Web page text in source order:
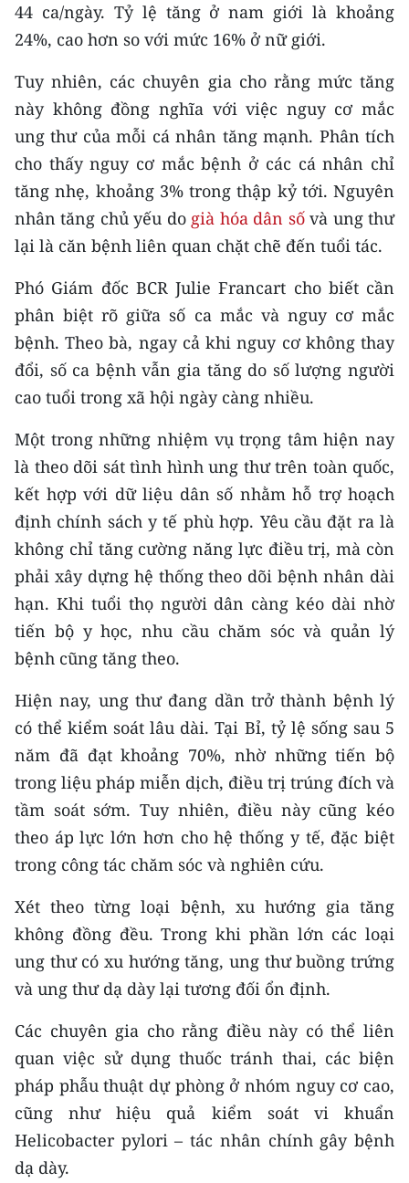
CHƯƠNG TRÌNH OCOP - MỖI XÃ
MỘT SẢN PHẨM
RADIO
MEDIA CENTER
E-Magazine
Video
Media Chính trị
Media Kinh tế
Media Văn hóa
Media Xã hội
Media Pháp luật
Media Thế giới
Media Thể thao
Media Giáo dục
Media Y tế
Media Môi trường
Ảnh
Infographic
TIN MỚI
TIN ĐỊA PHƯƠNG
Trung du và miền núi phía Bắc
Đồng bằng sông Hồng
Bắc Trung Bộ
Duyên hải Nam Trung Bộ và Tây
Nguyên
Đông Nam Bộ
Đồng bằng sông Cửu Long
44 ca/ngày. Tỷ lệ tăng ở nam giới là khoảng
24%, cao hơn so với mức 16% ở nữ giới.
Tuy nhiên, các chuyên gia cho rằng mức tăng
này không đồng nghĩa với việc nguy cơ mắc
ung thư của mỗi cá nhân tăng mạnh. Phân tích
cho thấy nguy cơ mắc bệnh ở các cá nhân chỉ
tăng nhẹ, khoảng 3% trong thập kỷ tới. Nguyên
nhân tăng chủ yếu do già hóa dân sốvà ung thư
lại là căn bệnh liên quan chặt chẽ đến tuổi tác.
Phó Giám đốc BCR Julie Francart cho biết cần
phân biệt rõ giữa số ca mắc và nguy cơ mắc
bệnh. Theo bà, ngay cả khi nguy cơ không thay
đổi, số ca bệnh vẫn gia tăng do số lượng người
cao tuổi trong xã hội ngày càng nhiều.
Một trong những nhiệm vụ trọng tâm hiện nay
là theo dõi sát tình hình ung thư trên toàn quốc,
kết hợp với dữ liệu dân số nhằm hỗ trợ hoạch
định chính sách y tế phù hợp. Yêu cầu đặt ra là
không chỉ tăng cường năng lực điều trị, mà còn
phải xây dựng hệ thống theo dõi bệnh nhân dài
hạn. Khi tuổi thọ người dân càng kéo dài nhờ
tiến bộ y học, nhu cầu chăm sóc và quản lý
bệnh cũng tăng theo.
Hiện nay, ung thư đang dần trở thành bệnh lý
có thể kiểm soát lâu dài. Tại Bỉ, tỷ lệ sống sau 5
năm đã đạt khoảng 70%, nhờ những tiến bộ
trong liệu pháp miễn dịch, điều trị trúng đích và
tầm soát sớm. Tuy nhiên, điều này cũng kéo
theo áp lực lớn hơn cho hệ thống y tế, đặc biệt
trong công tác chăm sóc và nghiên cứu.
Xét theo từng loại bệnh, xu hướng gia tăng
không đồng đều. Trong khi phần lớn các loại
ung thư có xu hướng tăng, ung thư buồng trứng
và ung thư dạ dày lại tương đối ổn định.
Các chuyên gia cho rằng điều này có thể liên
quan việc sử dụng thuốc tránh thai, các biện
pháp phẫu thuật dự phòng ở nhóm nguy cơ cao,
cũng như hiệu quả kiểm soát vi khuẩn
Helicobacter pylori – tác nhân chính gây bệnh
dạ dày.